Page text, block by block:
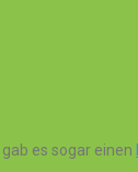
es sogar einen